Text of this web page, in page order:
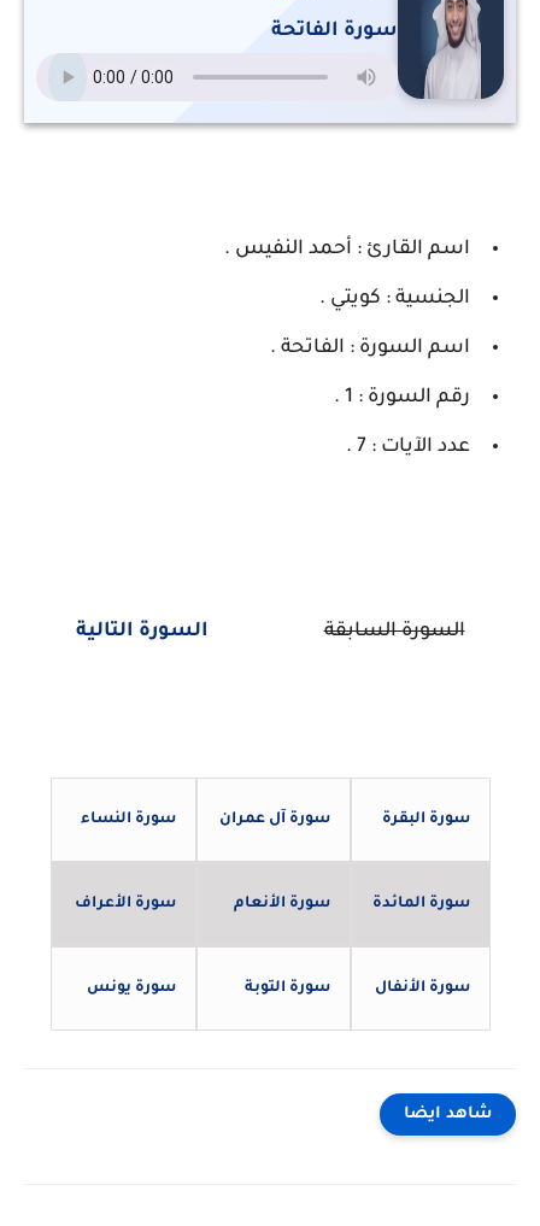
سورة الفاتحة
اسم القارئ : أحمد النفيس .
الجنسية : كويتي .
اسم السورة : الفاتحة .
رقم السورة : 1 .
عدد الآيات : 7 .
السورة السابقة السورة التالية
سورة البقرة سورة آل عمران سورة النساء
سورة المائدة سورة الأنعام سورة الأعراف
سورة الأنفال سورة التوبة سورة يونس
شاهد ايضا